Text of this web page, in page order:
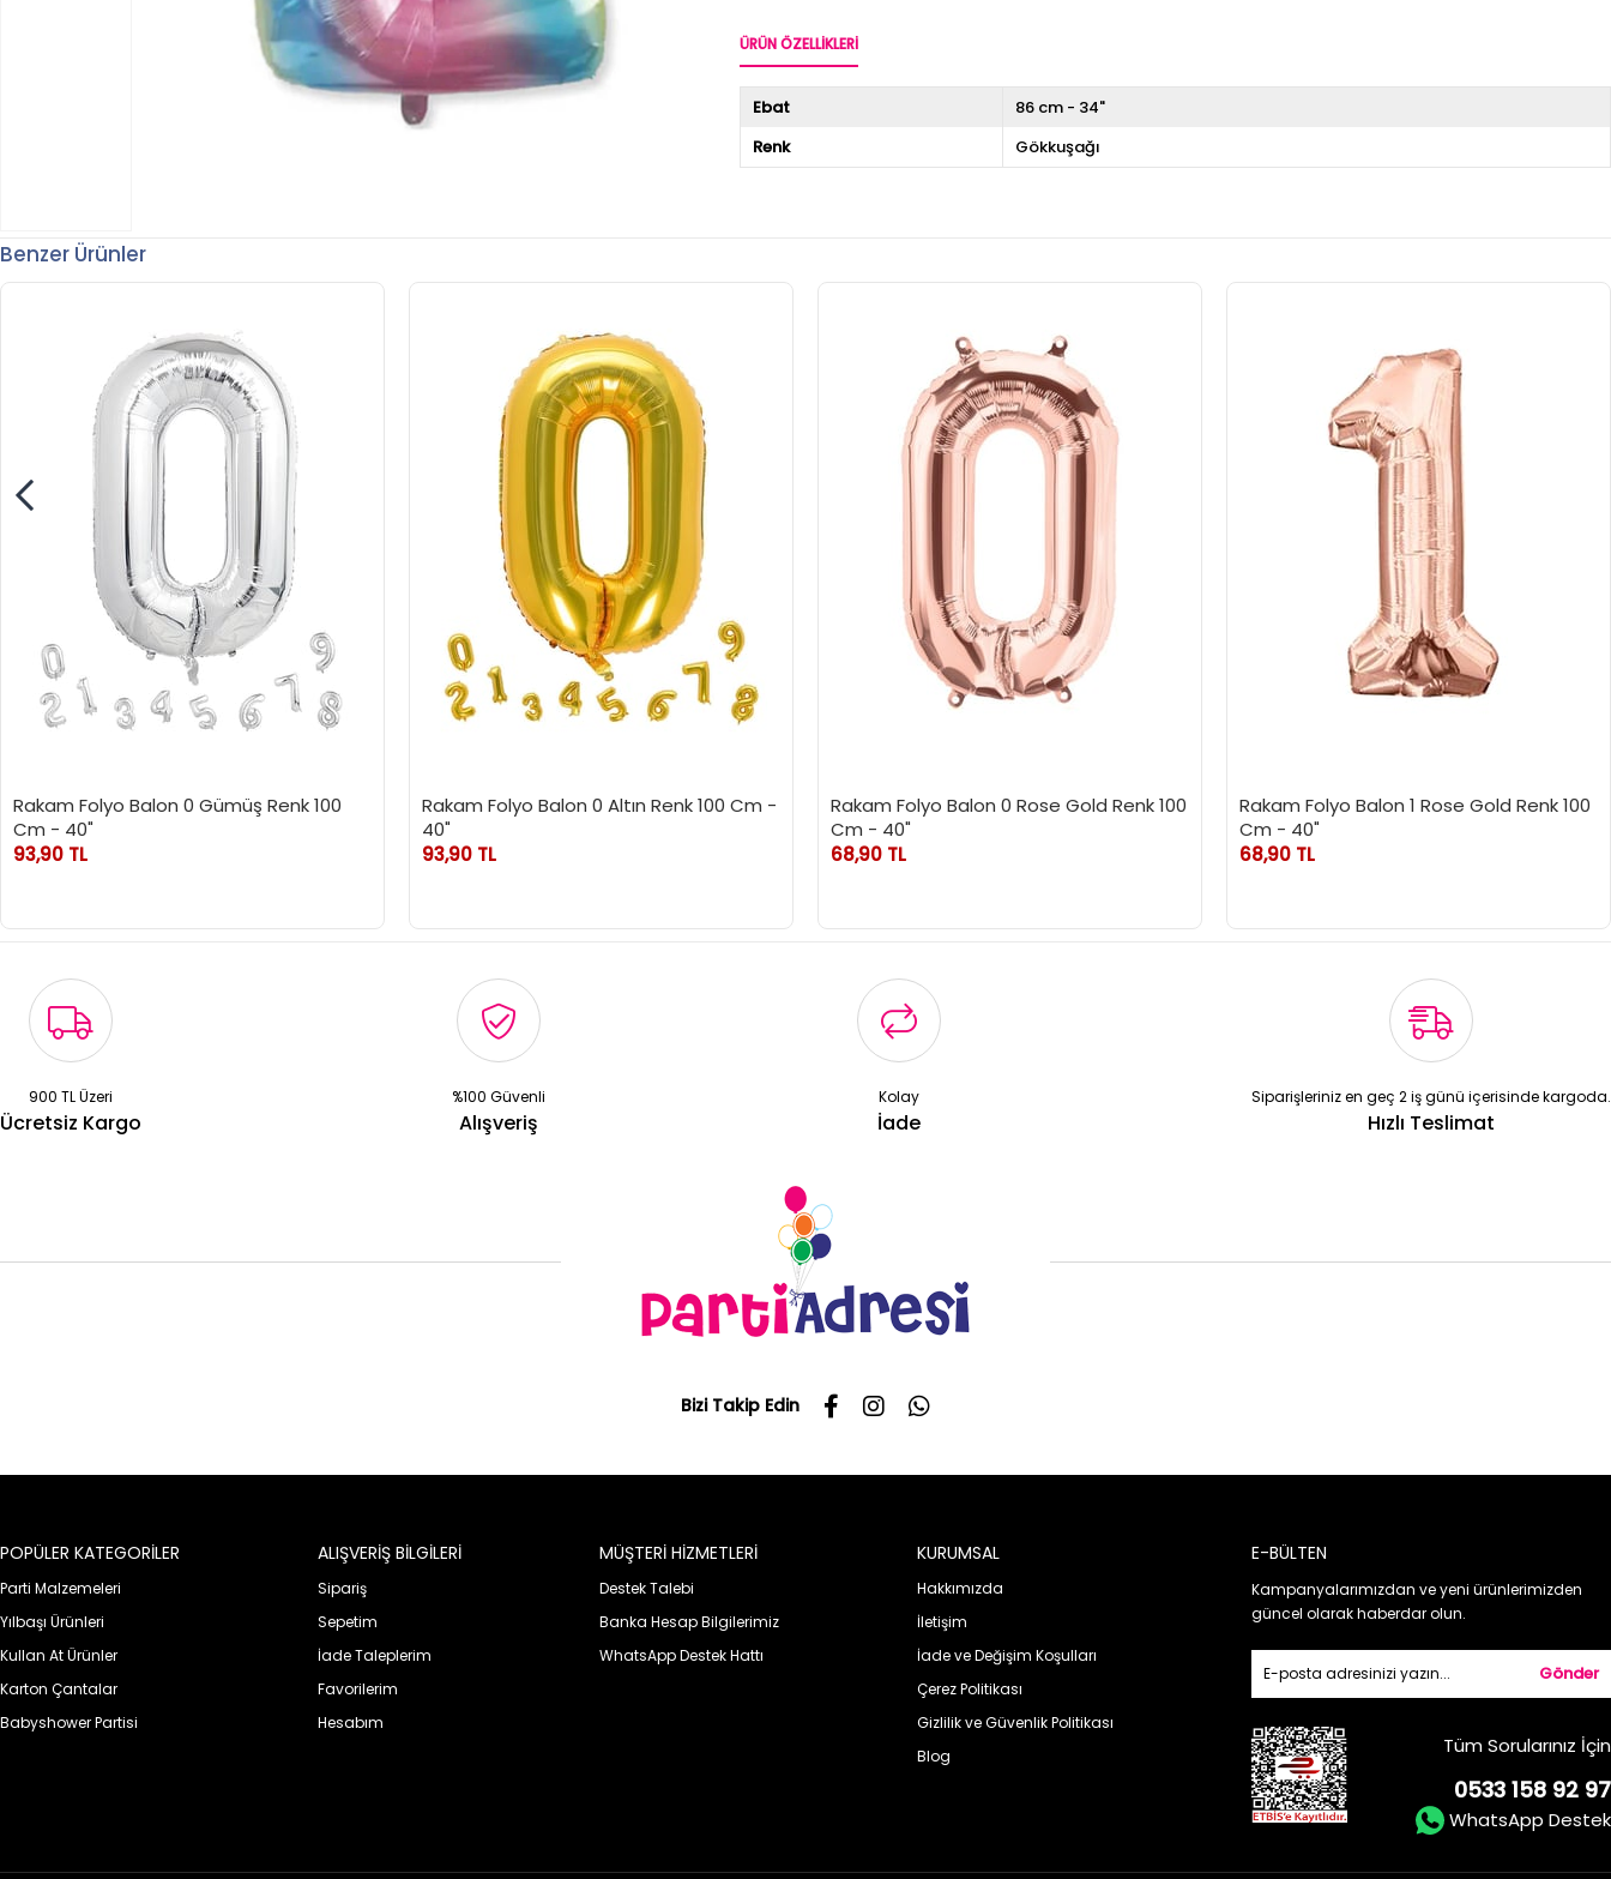
ÜRÜN ÖZELLIKLERI
Ebat
86 cm - 34"
Renk
Gökkuşağı
Benzer Ürünler
Rakam Folyo Balon 0 Gümüş Renk 100
Cm - 40"
93,90 TL
Rakam Folyo Balon 0 Altın Renk 100 Cm -
40"
93,90 TL
Rakam Folyo Balon 0 Rose Gold Renk 100
Cm - 40"
68,90 TL
Rakam Folyo Balon 1 Rose Gold Renk 100
Cm - 40"
68,90 TL
900 TL Üzeri
Ücretsiz Kargo
%100 Güvenli
Alışveriş
Kolay
İade
Siparişleriniz en geç 2 iş günü içerisinde kargoda.
Hızlı Teslimat
Bizi Takip Edin
POPÜLER KATEGORİLER
Parti Malzemeleri
Yılbaşı Ürünleri
Kullan At Ürünler
Karton Çantalar
Babyshower Partisi
ALIŞVERİŞ BİLGİLERİ
Sipariş
Sepetim
İade Taleplerim
Favorilerim
Hesabım
MÜŞTERİ HİZMETLERİ
Destek Talebi
Banka Hesap Bilgilerimiz
WhatsApp Destek Hattı
KURUMSAL
Hakkımızda
İletişim
İade ve Değişim Koşulları
Çerez Politikası
Gizlilik ve Güvenlik Politikası
Blog
E-BÜLTEN
Kampanyalarımızdan ve yeni ürünlerimizden
güncel olarak haberdar olun.
Gönder
Tüm Sorularınız İçin
0533 158 92 97
WhatsApp Destek